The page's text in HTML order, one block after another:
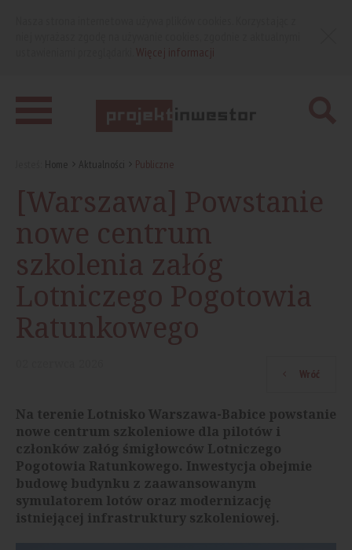
Home Aktualności Publiczne
[Warszawa] Powstanie
nowe centrum
szkolenia załóg
Lotniczego Pogotowia
Ratunkowego
Wróć
Na terenie Lotnisko Warszawa-Babice powstanie
nowe centrum szkoleniowe dla pilotów i
członków załóg śmigłowców Lotniczego
Pogotowia Ratunkowego. Inwestycja obejmie
budowę budynku z zaawansowanym
symulatorem lotów oraz modernizację
istniejącej infrastruktury szkoleniowej.